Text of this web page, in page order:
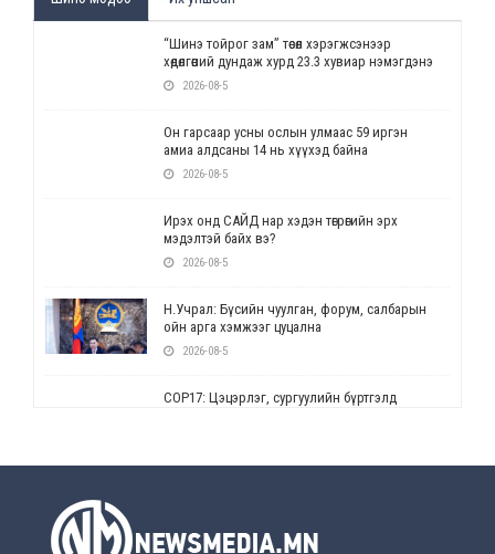
“Шинэ тойрог зам” төсөл хэрэгжсэнээр
хөдөлгөөний дундаж хурд 23.3 хувиар нэмэгдэнэ
2026-08-5
Он гарсаар усны ослын улмаас 59 иргэн
амиа алдсаны 14 нь хүүхэд байна
2026-08-5
Ирэх онд САЙД нар хэдэн төгрөгийн эрх
мэдэлтэй байх вэ?
2026-08-5
Н.Учрал: Бүсийн чуулган, форум, салбарын
ойн арга хэмжээг цуцална
2026-08-5
СОР17: Цэцэрлэг, сургуулийн бүртгэлд
2026-08-5